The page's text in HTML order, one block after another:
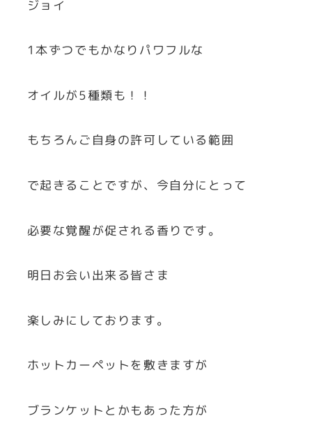
ジョイ
1本ずつでもかなりパワフルな
オイルが5種類も！！
もちろんご自身の許可している範囲
で起きることですが、今自分にとって
必要な覚醒が促される香りです。
明日お会い出来る皆さま
楽しみにしております。
ホットカーペットを敷きますが
ブランケットとかもあった方が